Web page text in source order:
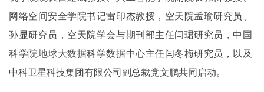
网络空间安全学院书记雷印杰教授，空天院孟瑜研究员、
孙显研究员，空天院学会与期刊部主任闫珺研究员，中国
科学院地球大数据科学数据中心主任闫冬梅研究员，以及
中科卫星科技集团有限公司副总裁党文鹏共同启动。